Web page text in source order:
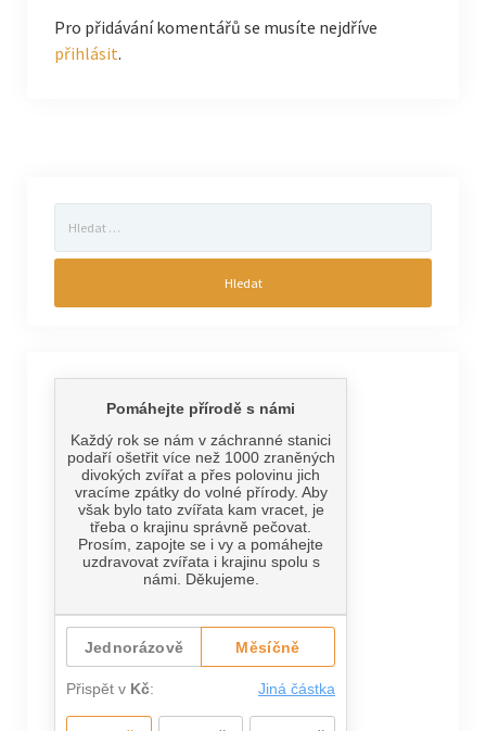
Pro přidávání komentářů se musíte nejdříve
přihlásit.